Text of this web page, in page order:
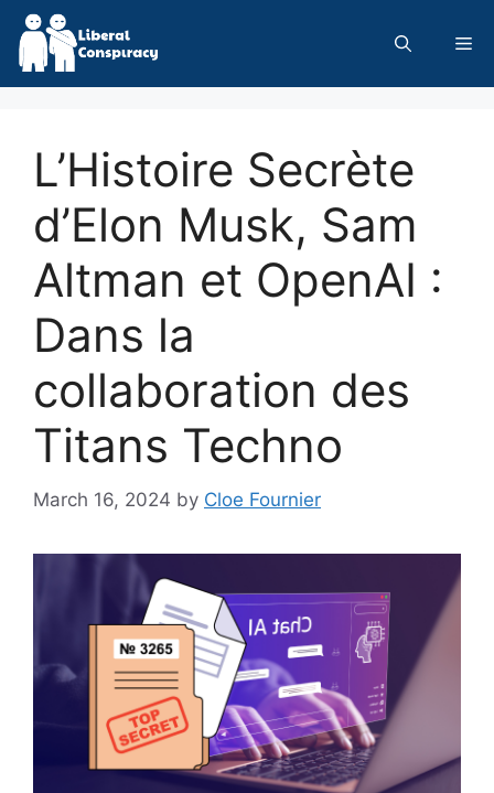
Skip
content
L’Histoire Secrète
d’Elon Musk, Sam
Altman et OpenAI :
Dans la
collaboration des
Titans Techno
March 16, 2024 by Cloe Fournier